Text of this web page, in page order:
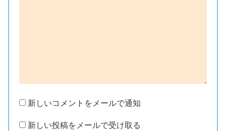
新しいコメントをメールで通知
新しい投稿をメールで受け取る